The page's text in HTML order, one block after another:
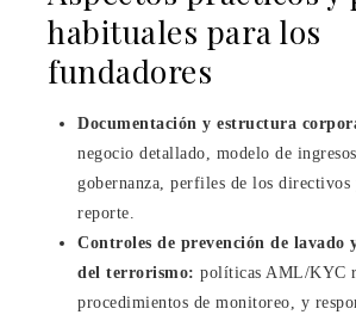
habituales para los
fundadores
Documentación y estructura
negocio detallado, modelo de
gobernanza, perfiles de los directivos
reporte.
Controles de prevención de lavado
del terrorismo: políticas AML/KYC
procedimientos de monitoreo, y